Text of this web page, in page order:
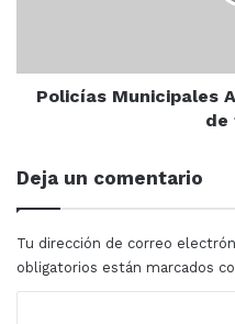
fuego
Policías Municipales
de
Deja un comentario
Tu dirección de correo
obligatorios están marcados